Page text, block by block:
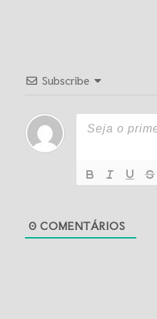
Subscribe
0 COMENTÁRIOS